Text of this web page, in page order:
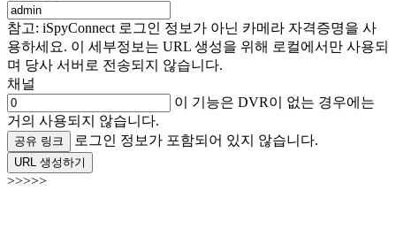
참고: iSpyConnect 로그인 정보가 아닌 카메라 자격증명을 사
용하세요. 이 세부정보는 URL 생성을 위해 로컬에서만 사용되
며 당사 서버로 전송되지 않습니다.
채널
이 기능은 DVR이 없는 경우에는
거의 사용되지 않습니다.
공유 링크 로그인 정보가 포함되어 있지 않습니다.
URL 생성하기
>>>>>